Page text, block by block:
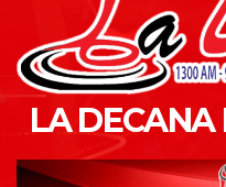
LA DECANA